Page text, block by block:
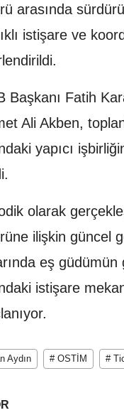
arasında
istişare ve
Başkanı Fatih
Ali Akben,
yapıcı
olarak
ilişkin güncel
eş
istişare
Aydın # OSTİM #